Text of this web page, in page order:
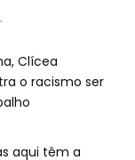
Clícea
o racismo ser
aqui têm a